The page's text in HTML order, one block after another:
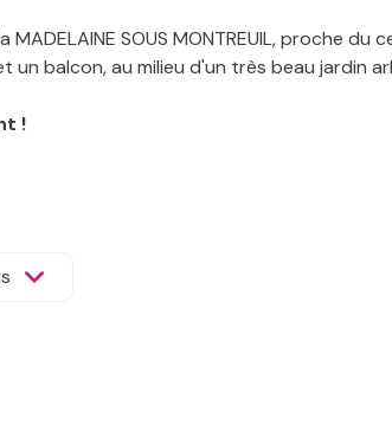
SOUS MONTREUIL, proche du
balcon, au milieu d'un très beau jardin
!
an Montant estimé des dépenses
: www.georisques.gouv.fr